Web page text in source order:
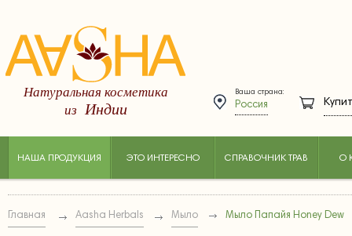
Натуральная косметика
из Индии
Ваша страна:
Россия
НАША ПРОДУКЦИЯ ЭТО ИНТЕРЕСНО СПРАВОЧНИК ТРАВ О
Главная Aasha Herbals Мыло Мыло Папайя Honey Dew